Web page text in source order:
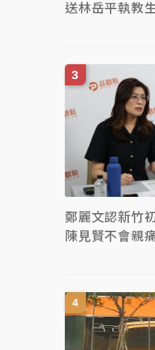
送林岳平執教
鄭麗文認新竹
陳見賢不會親